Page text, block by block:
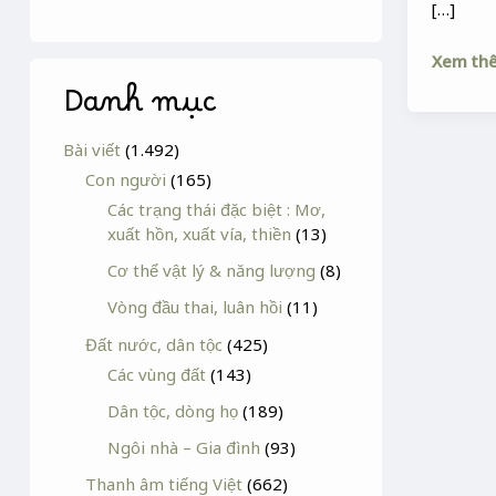
Danh mục
Bài viết (1.492)
Con người (165)
Các trạng thái đặc biệt : Mơ,
xuất hồn, xuất vía, thiền (13)
Cơ thể vật lý & năng lượng (8)
Vòng đầu thai, luân hồi (11)
Đất nước, dân tộc (425)
Các vùng đất (143)
Dân tộc, dòng họ (189)
Ngôi nhà – Gia đình (93)
Thanh âm tiếng Việt (662)
[…]
Xem